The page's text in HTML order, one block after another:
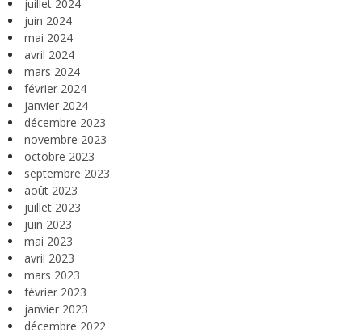
juillet 2024
juin 2024
mai 2024
avril 2024
mars 2024
février 2024
janvier 2024
décembre 2023
novembre 2023
octobre 2023
septembre 2023
août 2023
juillet 2023
juin 2023
mai 2023
avril 2023
mars 2023
février 2023
janvier 2023
décembre 2022